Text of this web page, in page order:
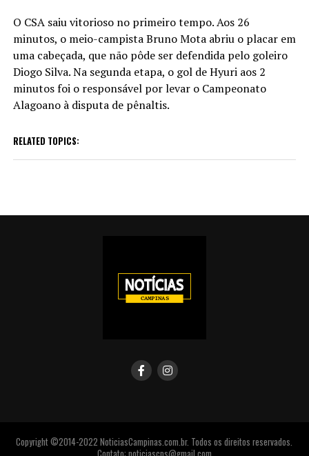
O CSA saiu vitorioso no primeiro tempo. Aos 26
minutos, o meio-campista Bruno Mota abriu o placar em
uma cabeçada, que não pôde ser defendida pelo goleiro
Diogo Silva. Na segunda etapa, o gol de Hyuri aos 2
minutos foi o responsável por levar o Campeonato
Alagoano à disputa de pênaltis.
RELATED TOPICS:
Copyright ©2014-2022 NoticiasCampinas.com.br. Todos os direitos reservados.